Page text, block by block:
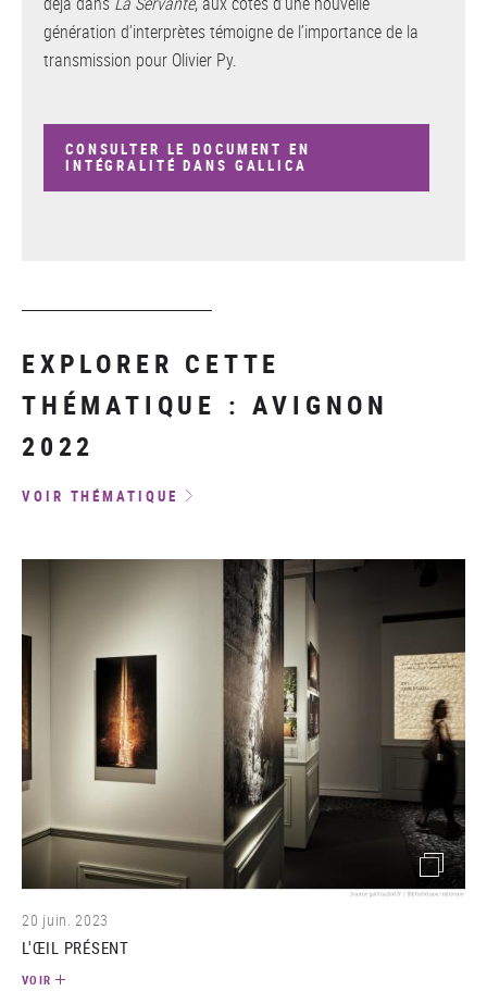
génération d’interprètes témoigne de l’importance de la
transmission pour Olivier Py.
CONSULTER LE DOCUMENT EN
INTÉGRALITÉ DANS GALLICA
EXPLORER CETTE
THÉMATIQUE : AVIGNON
2022
VOIR THÉMATIQUE
(image)
20 juin. 2023
L'ŒIL PRÉSENT
VOIR